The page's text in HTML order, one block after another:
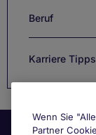
Beruf
Karriere Tipps
Wenn Sie
Partner